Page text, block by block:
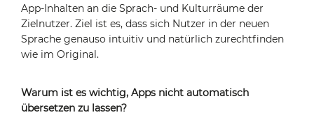
App-Inhalten an die Sprach- und Kulturräume der
Zielnutzer. Ziel ist es, dass sich Nutzer in der neuen
Sprache genauso intuitiv und natürlich zurechtfinden
wie im Original.
Warum ist es wichtig, Apps nicht automatisch
übersetzen zu lassen?